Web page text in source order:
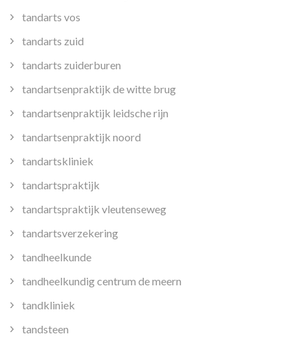
tandarts vos
tandarts zuid
tandarts zuiderburen
tandartsenpraktijk de witte brug
tandartsenpraktijk leidsche rijn
tandartsenpraktijk noord
tandartskliniek
tandartspraktijk
tandartspraktijk vleutenseweg
tandartsverzekering
tandheelkunde
tandheelkundig centrum de meern
tandkliniek
tandsteen